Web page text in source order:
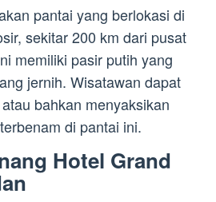
pantai yang berlokasi di
sekitar 200 km dari pusat
memiliki pasir putih yang
jernih. Wisatawan dapat
bahkan menyaksikan
di pantai ini.
Hotel Grand